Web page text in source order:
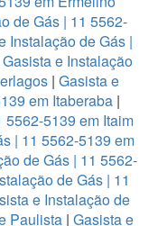
de Gás | 11 5562-
Instalação de Gás |
Gasista e Instalação
| Gasista e
em Itaberaba |
5562-5139 em Itaim
| 11 5562-5139 em
de Gás | 11 5562-
de Gás | 11
e Instalação de
Paulista | Gasista e